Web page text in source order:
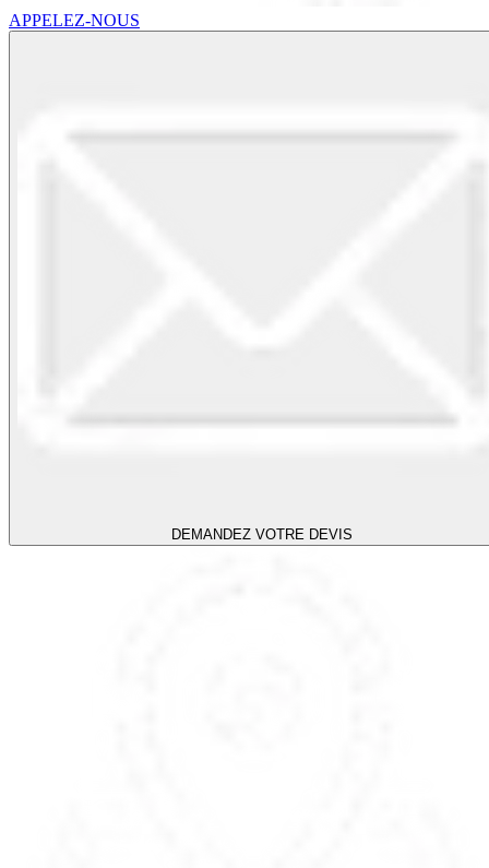
APPELEZ-NOUS
DEMANDEZ VOTRE DEVIS